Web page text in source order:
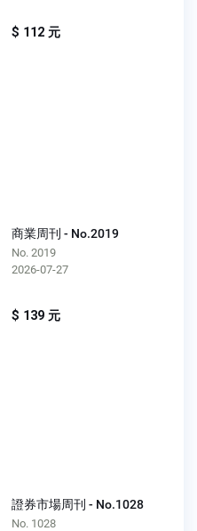
$ 112 元
商業周刊 - No.2019
No. 2019
2026-07-27
$ 139 元
證券市場周刊 - No.1028
No. 1028